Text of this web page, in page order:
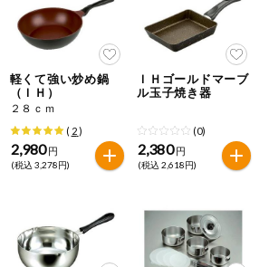
軽くて強い炒め鍋
（ＩＨ）
２８ｃｍ
( 2)
2,980 円
(税込 3,278円)
ＩＨゴールドマーブ
ル玉子焼き器
(0)
2,380 円
(税込 2,618円)